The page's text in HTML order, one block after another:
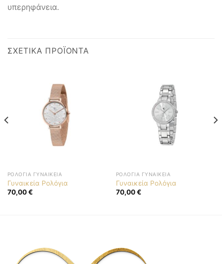
υπερηφάνεια.
ΣΧΕΤΙΚΆ ΠΡΟΪΌΝΤΑ
ΡΟΛΌΓΙΑ ΓΥΝΑΙΚΕΊΑ
Γυναικεία Ρολόγια
70,00€
ΡΟΛΌΓΙΑ ΓΥΝΑΙΚΕΊΑ
Γυναικεία Ρολόγια
70,00€